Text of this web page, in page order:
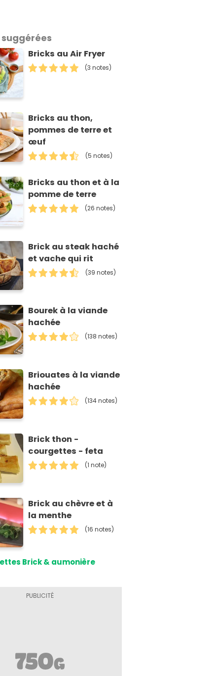
Bricks au Air Fryer
(3 notes)
Bricks au thon,
pommes de terre et
œuf
(5 notes)
Bricks au thon et à la
pomme de terre
(26 notes)
Brick au steak haché
et vache qui rit
(39 notes)
Bourek à la viande
hachée
(138 notes)
Briouates à la viande
hachée
(134 notes)
Brick thon -
courgettes - feta
(1 note)
Brick au chèvre et à
la menthe
(16 notes)
Brick & aumonière